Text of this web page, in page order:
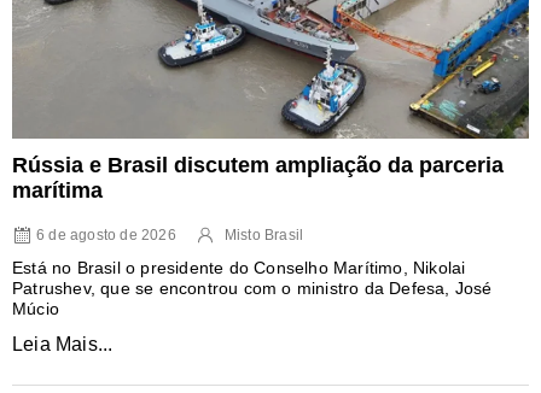
Rússia e Brasil discutem ampliação da parceria
marítima
6 de agosto de 2026 Misto Brasil
Está no Brasil o presidente do Conselho Marítimo, Nikolai
Patrushev, que se encontrou com o ministro da Defesa, José
Múcio
Leia Mais...